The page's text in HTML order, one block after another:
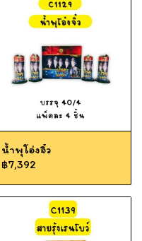
น้ำพุโอ่งจิ๋ว
฿7,392